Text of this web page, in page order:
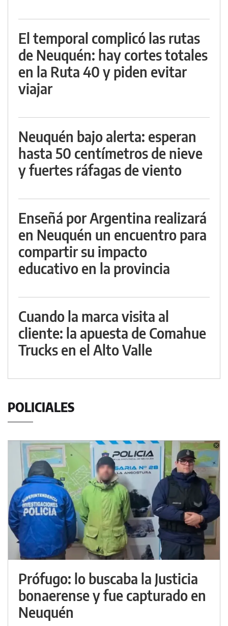
El temporal complicó las rutas
de Neuquén: hay cortes totales
en la Ruta 40 y piden evitar
viajar
Neuquén bajo alerta: esperan
hasta 50 centímetros de nieve
y fuertes ráfagas de viento
Enseñá por Argentina realizará
en Neuquén un encuentro para
compartir su impacto
educativo en la provincia
Cuando la marca visita al
cliente: la apuesta de Comahue
Trucks en el Alto Valle
POLICIALES
Prófugo: lo buscaba la Justicia
bonaerense y fue capturado en
Neuquén